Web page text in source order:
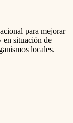
para mejorar
en situación de
locales.